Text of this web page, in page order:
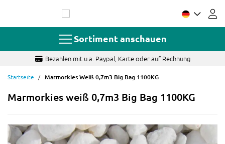
springen
Sortiment anschauen
Bezahlen mit u.a. Paypal, Karte oder auf Rechnung
Startseite Marmorkies Weiß 0,7m3 Big Bag 1100KG
Marmorkies weiß 0,7m3 Big Bag 1100KG